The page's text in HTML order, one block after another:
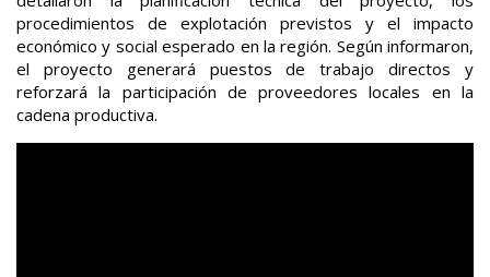
procedimientos de explotación previstos y el impacto
económico y social esperado en la región. Según informaron,
el proyecto generará puestos de trabajo directos y
reforzará la participación de proveedores locales en la
cadena productiva.